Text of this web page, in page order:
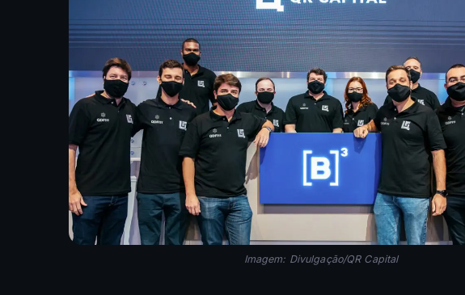
Imagem: Divulgação/QR Capital